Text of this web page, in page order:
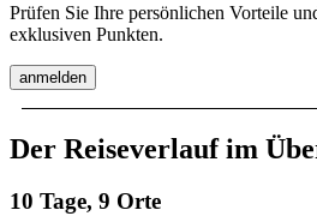
Prüfen Sie Ihre persönlichen Vorteile
exklusiven Punkten.
anmelden
Der Reiseverlauf im
10 Tage, 9 Orte